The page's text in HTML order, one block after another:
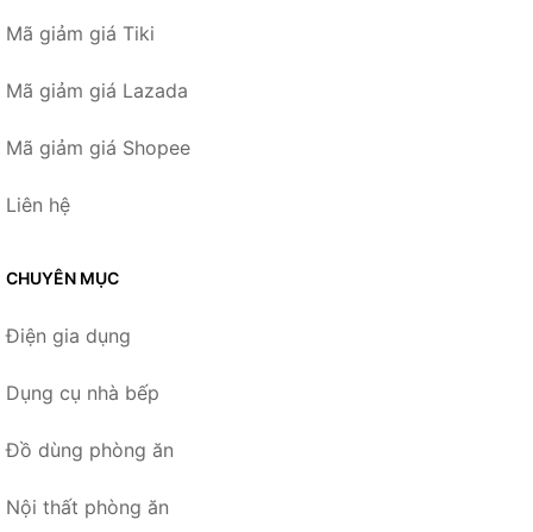
Mã giảm giá Tiki
Mã giảm giá Lazada
Mã giảm giá Shopee
Liên hệ
CHUYÊN MỤC
Điện gia dụng
Dụng cụ nhà bếp
Đồ dùng phòng ăn
Nội thất phòng ăn